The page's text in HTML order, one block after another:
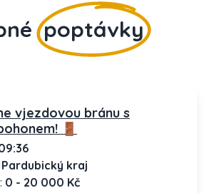
poptávky
vjezdovou bránu s
🚪
Pardubický kraj
0 - 20 000 Kč